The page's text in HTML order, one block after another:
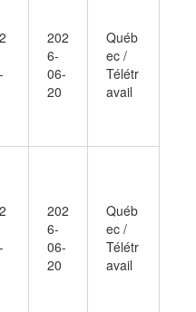
202
6-
06-
20
Québ
ec /
Télétr
avail
202
6-
06-
20
Québ
ec /
Télétr
avail